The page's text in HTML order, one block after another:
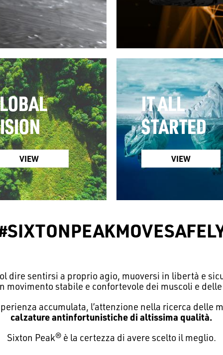
VIEW
IT ALL
STARTED
VIEW
dire sentirsi a proprio agio, muoversi in libertà e
movimento stabile e confortevole dei muscoli e
accumulata, l’attenzione nella ricerca delle
calzature antinfortunistiche di altissima qualità.
Sixton Peak® è la certezza di avere scelto il meglio.